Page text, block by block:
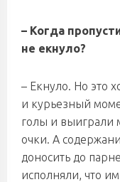
– Когда
не екнуло?
– Екнуло. Но это
и курьезный
голы и выиграли
очки. А
доносить до
исполняли, что